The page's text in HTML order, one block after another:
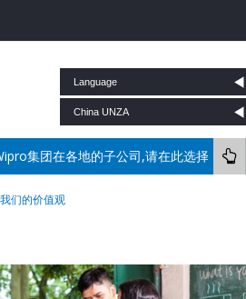
集团在各地的子公司,请在此选择
我们的价值观